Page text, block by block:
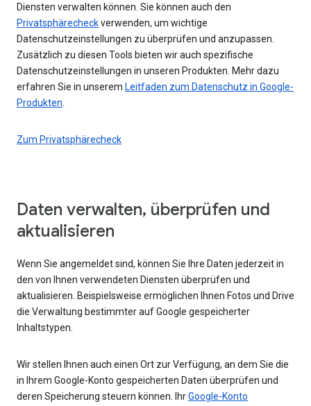
Diensten verwalten können. Sie können auch den
Privatsphärecheckverwenden, um wichtige
Datenschutzeinstellungen zu überprüfen und anzupassen.
Zusätzlich zu diesen Tools bieten wir auch spezifische
Datenschutzeinstellungen in unseren Produkten. Mehr dazu
erfahren Sie in unserem Leitfaden zum Datenschutz in Google-
Produkten
Zum Privatsphärecheck
Daten verwalten, überprüfen und
aktualisieren
Wenn Sie angemeldet sind, können Sie Ihre Daten jederzeit in
den von Ihnen verwendeten Diensten überprüfen und
aktualisieren. Beispielsweise ermöglichen Ihnen Fotos und Drive
die Verwaltung bestimmter auf Google gespeicherter
Inhaltstypen.
Wir stellen Ihnen auch einen Ort zur Verfügung, an dem Sie die
in Ihrem Google-Konto gespeicherten Daten überprüfen und
deren Speicherung steuern können. IhrGoogle-Konto